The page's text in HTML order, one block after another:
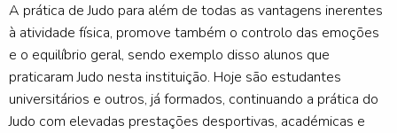
A prática de Judo para além de todas as vantagens inerentes
à atividade física, promove também o controlo das emoções
e o equilíbrio geral, sendo exemplo disso alunos que
praticaram Judo nesta instituição. Hoje são estudantes
universitários e outros, já formados, continuando a prática do
Judo com elevadas prestações desportivas, académicas e